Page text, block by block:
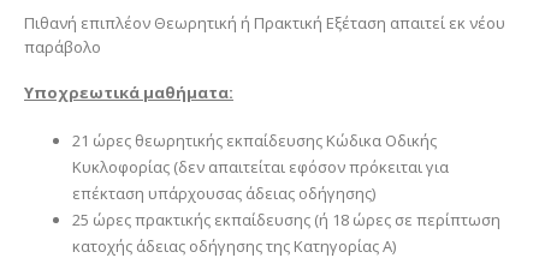
Πιθανή επιπλέον Θεωρητική ή Πρακτική Εξέταση απαιτεί εκ νέου
παράβολο
Υποχρεωτικά μαθήματα:
21 ώρες θεωρητικής εκπαίδευσης Κώδικα Οδικής
Κυκλοφορίας (δεν απαιτείται εφόσον πρόκειται για
επέκταση υπάρχουσας άδειας οδήγησης)
25 ώρες πρακτικής εκπαίδευσης (ή 18 ώρες σε περίπτωση
κατοχής άδειας οδήγησης της Κατηγορίας Α)